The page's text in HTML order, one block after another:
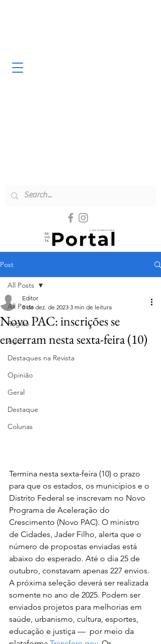
Post
All Posts
Região
Agro
Destaques na Revista
Opinião
Geral
Destaque
Colunas
All Posts
Novo PAC: inscrições se
encerram nesta sexta-feira (10)
Editor
8 de dez. de 2023 3 min de leitura
Termina nesta sexta-feira (10) o prazo
para que os estados, os municípios e o
Distrito Federal se inscrevam no Novo
Programa de Aceleração do
Crescimento (Novo PAC). O ministro
de Cidades, Jader Filho, alerta que o
número de propostas enviadas está
abaixo do esperado. Até o dia 25 de
outubro, constavam apenas 227 envios.
A próxima seleção deverá ser realizada
somente no ano de 2025. Podem ser
enviados projetos para melhorias em
saúde, urbanismo, cultura, esportes,
educação e justiça —  por meio da